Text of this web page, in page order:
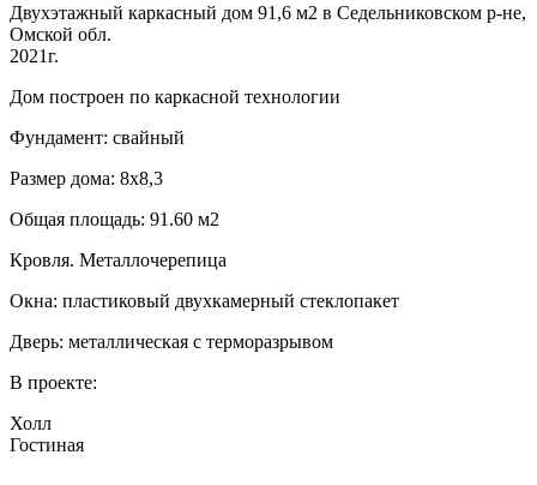
Двухэтажный каркасный дом 91,6 м2 в Седельниковском р-не,
Омской обл.
2021г.
Дом построен по каркасной технологии
Фундамент: свайный
Размер дома: 8х8,3
Общая площадь: 91.60 м2
Кровля. Металлочерепица
Окна: пластиковый двухкамерный стеклопакет
Дверь: металлическая с терморазрывом
В проекте:
Холл
Гостиная